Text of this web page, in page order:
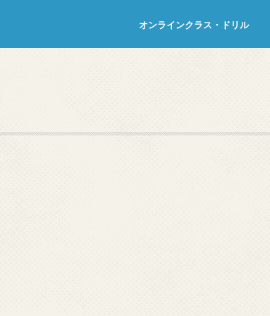
オンラインクラス・ドリル